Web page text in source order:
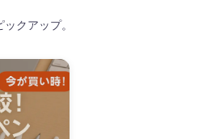
クアップ。